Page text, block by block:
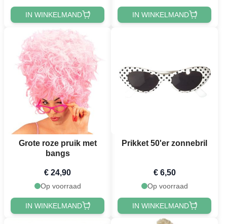
IN WINKELMAND IN WINKELMAND
Grote roze pruik met
bangs
€ 24,90
Op voorraad
IN WINKELMAND
Prikket 50'er zonnebril
€ 6,50
Op voorraad
IN WINKELMAND